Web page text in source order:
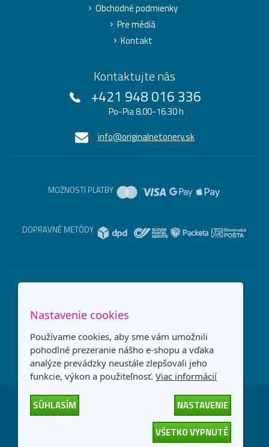
Obchodné podmienky
Pre médiá
Kontakt
Kontaktujte nás
+421 948 016 336
Po-Pia 8.00-16.30 h
info@originalnetonery.sk
MOŽNOSTI PLATBY
DOPRAVNÉ METÓDY
Slovensko
Všetky práva vyhradené
Nastavenie cookies
Používame cookies, aby sme vám umožnili
pohodlné prezeranie nášho e-shopu a vďaka
analýze prevádzky neustále zlepšovali jeho
funkcie, výkon a použiteľnosť. Viac informácií
SÚHLASÍM
NASTAVENIE
VŠETKO VYPNUTÉ